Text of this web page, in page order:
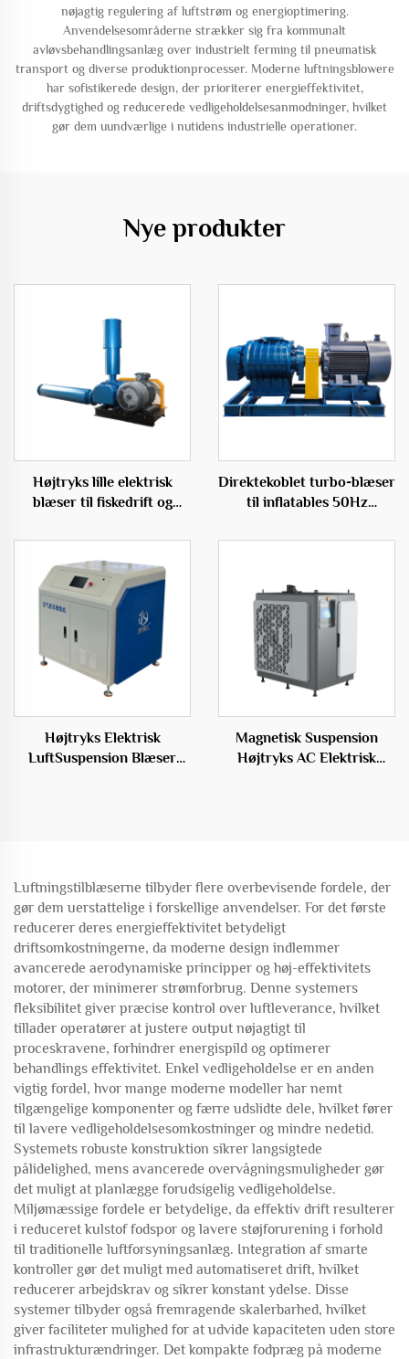
nøjagtig regulering af luftstrøm og energioptimering.
Anvendelsesområderne strækker sig fra kommunalt
avløvsbehandlingsanlæg over industrielt ferming til pneumatisk
transport og diverse produktionprocesser. Moderne luftningsblowere
har sofistikerede design, der prioriterer energieffektivitet,
driftsdygtighed og reducerede vedligeholdelsesanmodninger, hvilket
gør dem uundværlige i nutidens industrielle operationer.
Nye produkter
Højtryks lille elektrisk
blæser til fiskedrift og
Roots-blæser
Direktekoblet turbo-blæser
til inflatables 50Hz
blæser
Højtryks Elektrisk
LuftSuspension Blæser
Magnetisk Suspension
Højtryks AC Elektrisk
Luftningstilblæserne tilbyder flere overbevisende fordele, der
gør dem uerstattelige i forskellige anvendelser. For det første
reducerer deres energieffektivitet betydeligt
driftsomkostningerne, da moderne design indlemmer
avancerede aerodynamiske principper og høj-effektivitets
motorer, der minimerer strømforbrug. Denne systemers
fleksibilitet giver præcise kontrol over luftleverance, hvilket
tillader operatører at justere output nøjagtigt til
proceskravene, forhindrer energispild og optimerer
behandlings effektivitet. Enkel vedligeholdelse er en anden
vigtig fordel, hvor mange moderne modeller har nemt
tilgængelige komponenter og færre udslidte dele, hvilket fører
til lavere vedligeholdelsesomkostninger og mindre nedetid.
Systemets robuste konstruktion sikrer langsigtede
pålidelighed, mens avancerede overvågningsmuligheder gør
det muligt at planlægge forudsigelig vedligeholdelse.
Miljømæssige fordele er betydelige, da effektiv drift resulterer
i reduceret kulstof fodspor og lavere støjforurening i forhold
til traditionelle luftforsyningsanlæg. Integration af smarte
kontroller gør det muligt med automatiseret drift, hvilket
reducerer arbejdskrav og sikrer konstant ydelse. Disse
systemer tilbyder også fremragende skalerbarhed, hvilket
giver faciliteter mulighed for at udvide kapaciteten uden store
infrastrukturændringer. Det kompakte fodpræg på moderne